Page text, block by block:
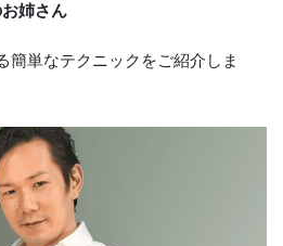
姉さん
簡単なテクニックをご紹介しま